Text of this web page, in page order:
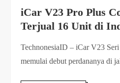
iCar V23 Pro Plus
Terjual 16 Unit di
TechnonesiaID – iCar V23
memulai debut perdananya di